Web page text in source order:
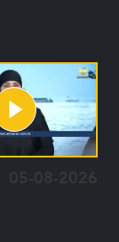
05-08-2026